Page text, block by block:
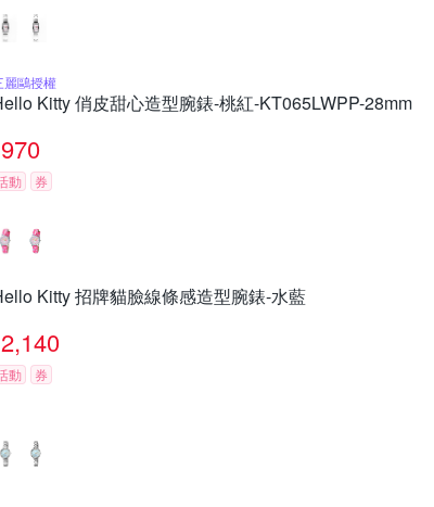
麗鷗授權
Kitty 俏皮甜心造型腕錶-桃紅-KT065LWPP-28mm
970
動 券
Kitty 招牌貓臉線條感造型腕錶-水藍
2,140
動 券